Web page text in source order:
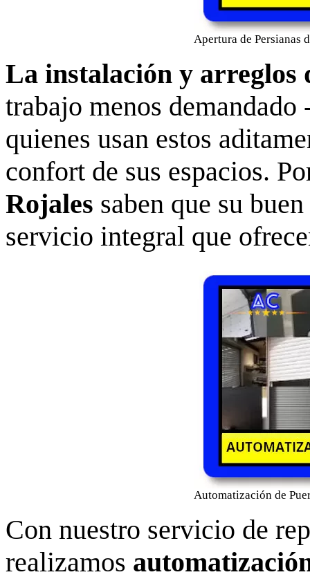
Apertura de Persianas
La instalación y arreglos
trabajo menos demandado
quienes usan estos
confort de sus espacios.
Rojales saben que su
servicio integral que
Automatización de
Con nuestro servicio de
realizamos